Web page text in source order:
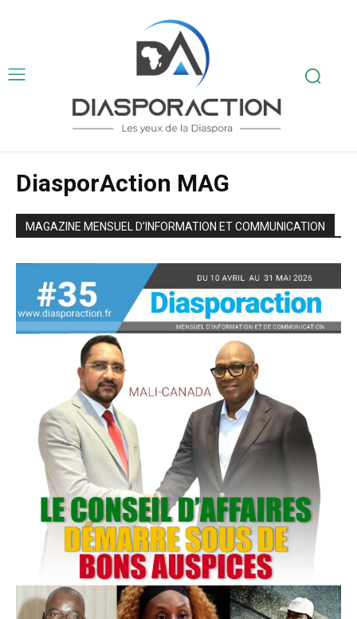
DiasporAction MAG
MAGAZINE MENSUEL D’INFORMATION ET COMMUNICATION